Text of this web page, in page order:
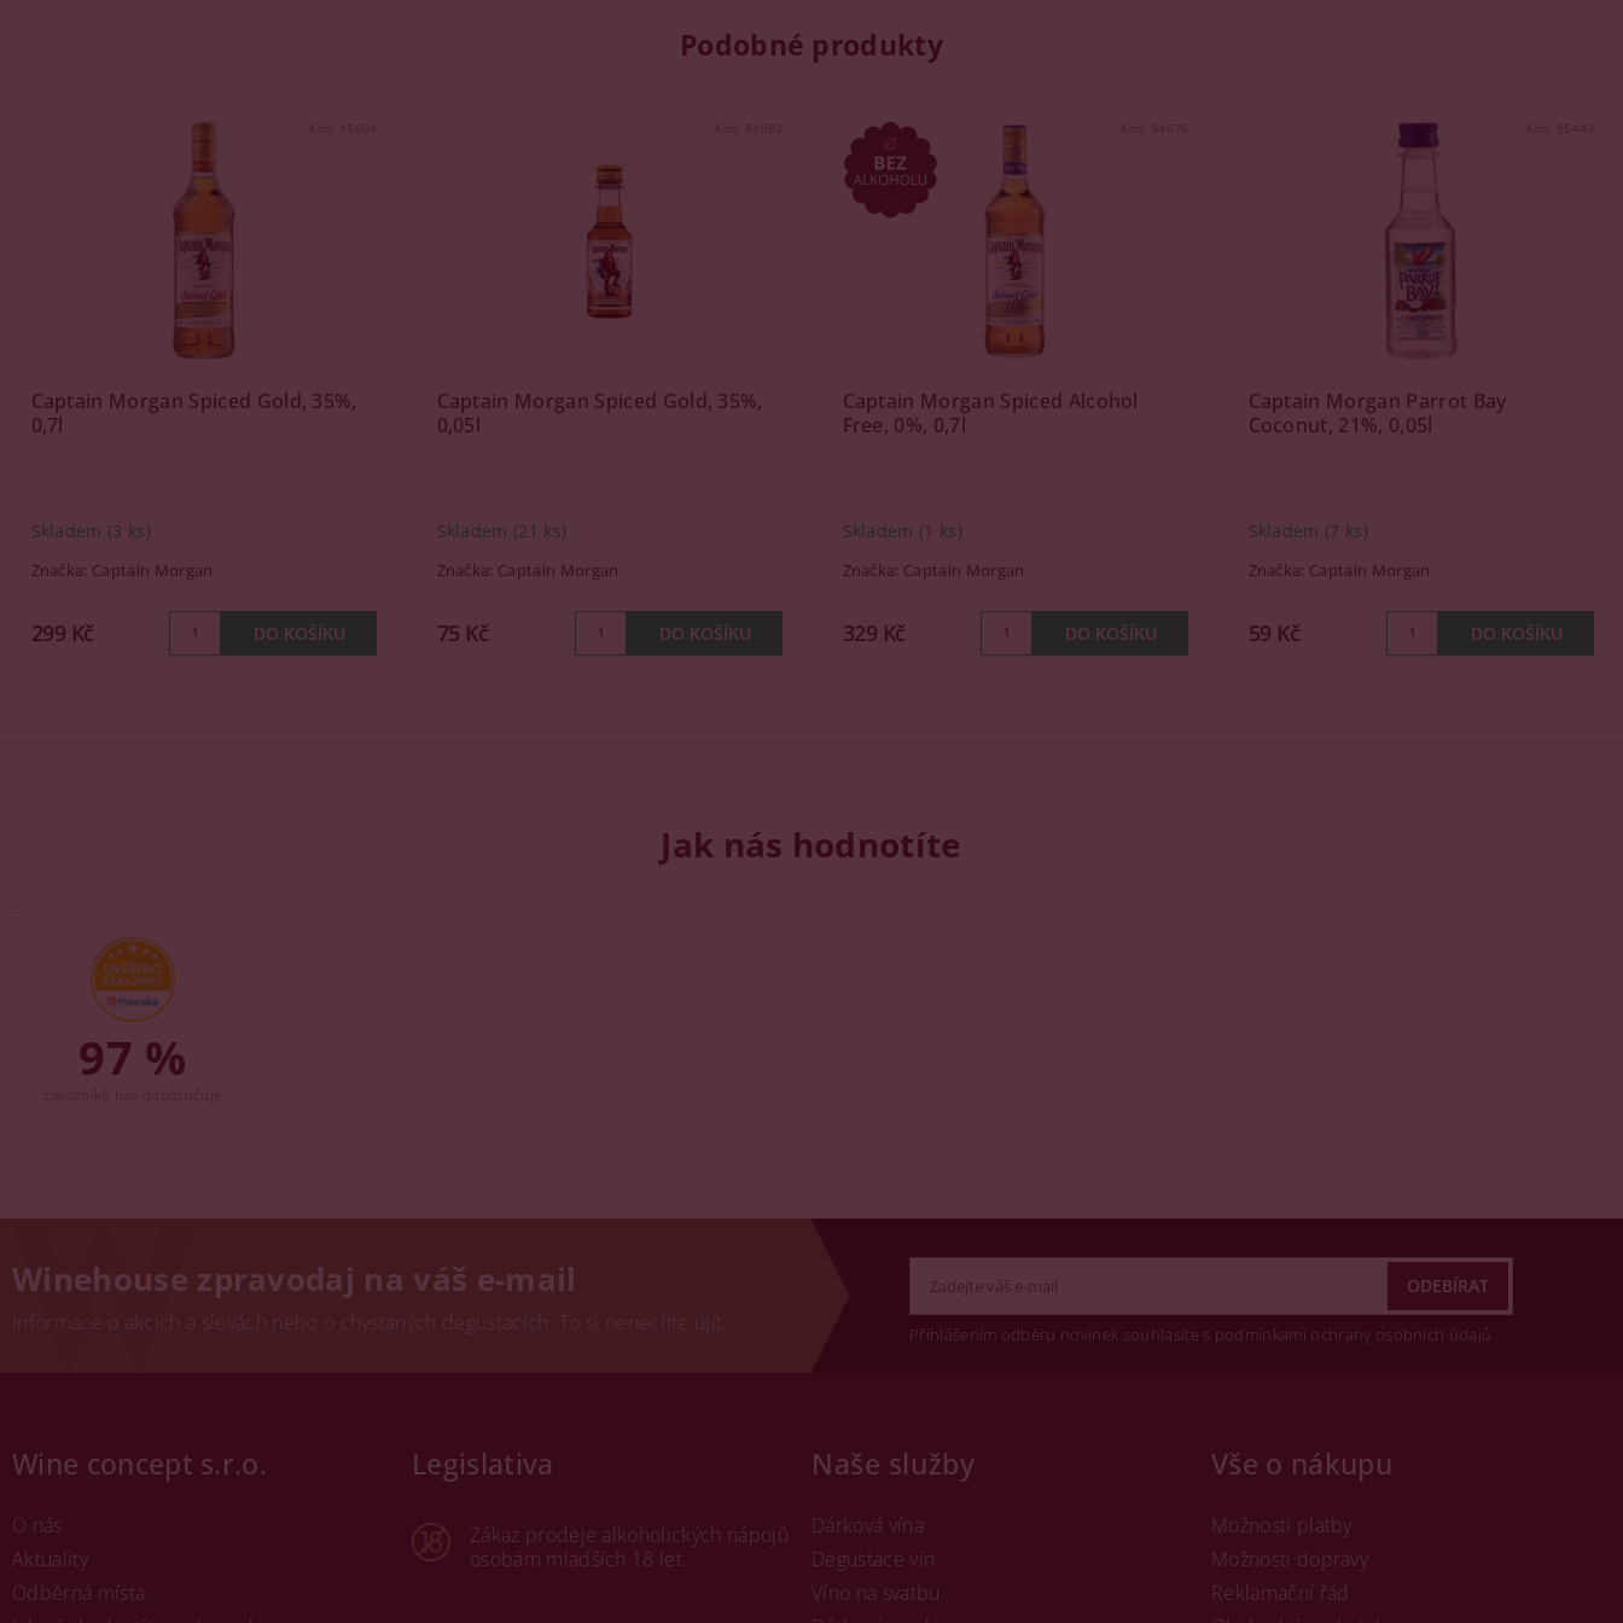
Podobné produkty
Kód: 15604
Captain Morgan Spiced Gold, 35%,
0,7l
Skladem (3 ks)
Značka: Captain Morgan
299 Kč
Kód:
Captain Morgan Spiced Gold, 35%,
0,05l
Skladem (21 ks)
Značka: Captain Morgan
75 Kč
Kód: 94676
Captain Morgan Spiced Alcohol
Free, 0%, 0,7l
Skladem (1 ks)
Značka: Captain Morgan
329 Kč
Kód: 95443
Captain Morgan Parrot Bay
Coconut, 21%, 0,05l
Skladem (7 ks)
Značka: Captain Morgan
59 Kč
Jak nás hodnotíte
97 %
Winehouse zpravodaj na váš e-mail
Informace o akcích a slevách nebo o chystaných degustacích. To si nenechte ujít. Přihlášením odběru novinek souhlasíte s podmínkami ochrany osobních údajů
Wine concept s.r.o.
O nás
Aktuality
Odběrná místa
Legislativa
Zákaz prodeje alkoholických nápojů
osobám mladších 18 let.
Naše služby
Dárková vína
Degustace vín
Víno na svatbu
Vše o nákupu
Možnosti platby
Možnosti dopravy
Reklamační řád